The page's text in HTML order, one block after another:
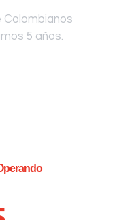
Colombianos
5 años.